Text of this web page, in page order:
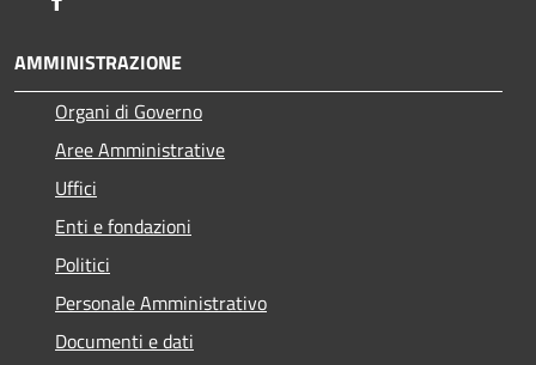
AMMINISTRAZIONE
Organi di Governo
Aree Amministrative
Uffici
Enti e fondazioni
Politici
Personale Amministrativo
Documenti e dati